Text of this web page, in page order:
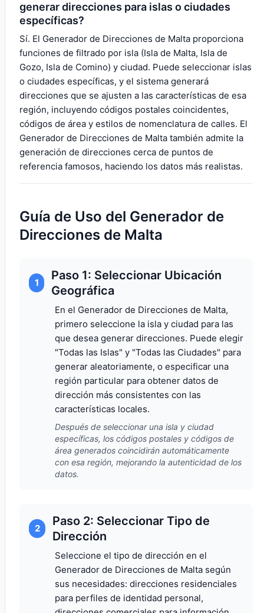
generar direcciones para islas o ciudades
específicas?
Sí. El Generador de Direcciones de Malta proporciona
funciones de filtrado por isla (Isla de Malta, Isla de
Gozo, Isla de Comino) y ciudad. Puede seleccionar islas
o ciudades específicas, y el sistema generará
direcciones que se ajusten a las características de esa
región, incluyendo códigos postales coincidentes,
códigos de área y estilos de nomenclatura de calles. El
Generador de Direcciones de Malta también admite la
generación de direcciones cerca de puntos de
referencia famosos, haciendo los datos más realistas.
Guía de Uso del Generador de
Direcciones de Malta
1
Paso 1: Seleccionar Ubicación
Geográfica
En el Generador de Direcciones de Malta,
primero seleccione la isla y ciudad para las
que desea generar direcciones. Puede elegir
"Todas las Islas" y "Todas las Ciudades" para
generar aleatoriamente, o especificar una
región particular para obtener datos de
dirección más consistentes con las
características locales.
Después de seleccionar una isla y ciudad
específicas, los códigos postales y códigos de
área generados coincidirán automáticamente
con esa región, mejorando la autenticidad de los
datos.
2
Paso 2: Seleccionar Tipo de
Dirección
Seleccione el tipo de dirección en el
Generador de Direcciones de Malta según
sus necesidades: direcciones residenciales
para perfiles de identidad personal,